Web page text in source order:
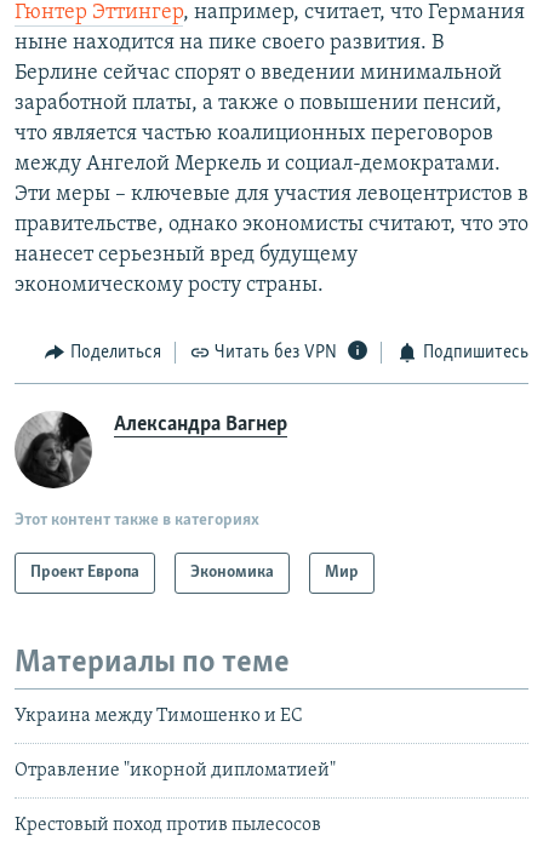
Гюнтер Эттингер, например, считает, что Германия
ныне находится на пике своего развития. В
Берлине сейчас спорят о введении минимальной
заработной платы, а также о повышении пенсий,
что является частью коалиционных переговоров
между Ангелой Меркель и социал-демократами.
Эти меры – ключевые для участия левоцентристов в
правительстве, однако экономисты считают, что это
нанесет серьезный вред будущему
экономическому росту страны.
Поделиться Читать без VPN Подпишитесь
Александра Вагнер
Этот контент также в категориях
Проект Европа Экономика Мир
Материалы по теме
Украина между Тимошенко и ЕС
Отравление "икорной дипломатией"
Крестовый поход против пылесосов